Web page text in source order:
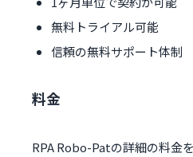
無料トライアル可能
信頼の無料サポート体制
料金
RPA Robo-Patの詳細の料金